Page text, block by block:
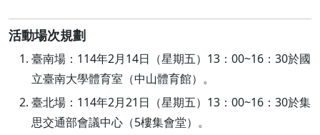
活動場次規劃
臺南場：114年2月14日（星期五）13：00~16：30於國
立臺南大學體育室（中山體育館）。
臺北場：114年2月21日（星期五）13：00~16：30於集
思交通部會議中心（5樓集會堂）。